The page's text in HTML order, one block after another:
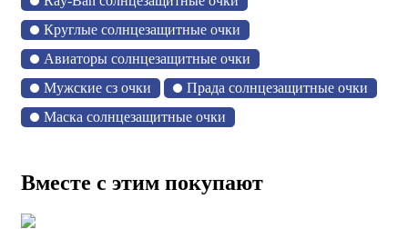
Круглые солнцезащитные очки
Авиаторы солнцезащитные очки
Мужские сз очки
Прада солнцезащитные очки
Маска солнцезащитные очки
Вместе с этим покупают